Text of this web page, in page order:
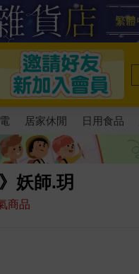
居家休閒 日用食品
妖師.玥
商品